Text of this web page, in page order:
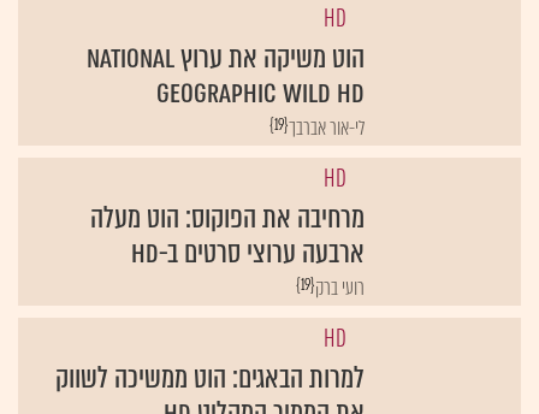
HD
הוט משיקה את ערוץ National
Geographic Wild HD
{19}לי-אור אברבך
HD
מרחיבה את הפוקוס: הוט מעלה
ארבעה ערוצי סרטים ב-HD
{19}רועי ברק
HD
למרות הבאגים: הוט ממשיכה לשווק